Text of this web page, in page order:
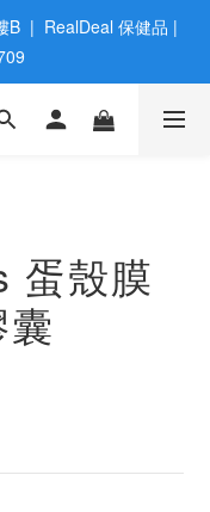
B  |  RealDeal 保健品 |
B  |  RealDeal 保健品 |
成爲黃金會員 | 消費滿
on HK $500 Online
|  RealDeal 保健品 |
蛋殼膜